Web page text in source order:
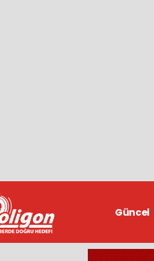
Güncel